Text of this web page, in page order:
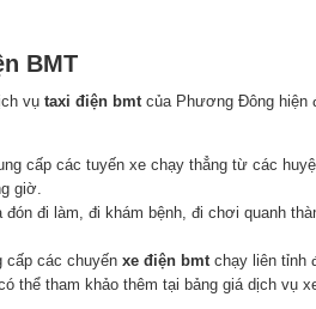
BMT
vụ taxi điện bmtcủa Phương Đông hiện
cấp các tuyến xe chạy thẳng từ các
giờ.
đón đi làm, đi khám bệnh, đi chơi quanh
cấp các chuyến xe điện bmtchạy liên tỉnh
thể tham khảo thêm tại bảng giá dịch vụ